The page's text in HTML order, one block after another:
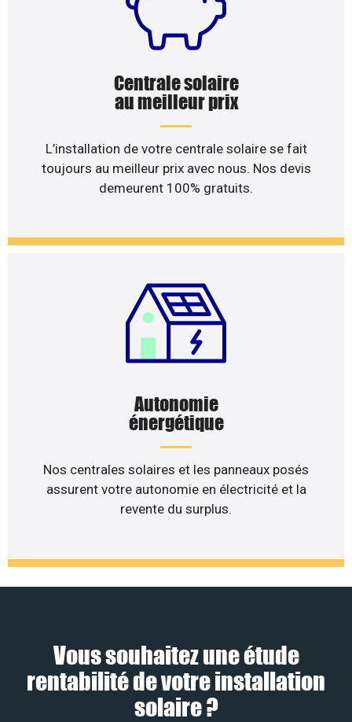
Centrale solaire
au meilleur prix
L’installation de votre centrale solaire se fait
toujours au meilleur prix avec nous. Nos devis
demeurent 100% gratuits.
Autonomie
énergétique
Nos centrales solaires et les panneaux posés
assurent votre autonomie en électricité et la
revente du surplus.
Vous souhaitez une étude
rentabilité de votre installation
solaire ?